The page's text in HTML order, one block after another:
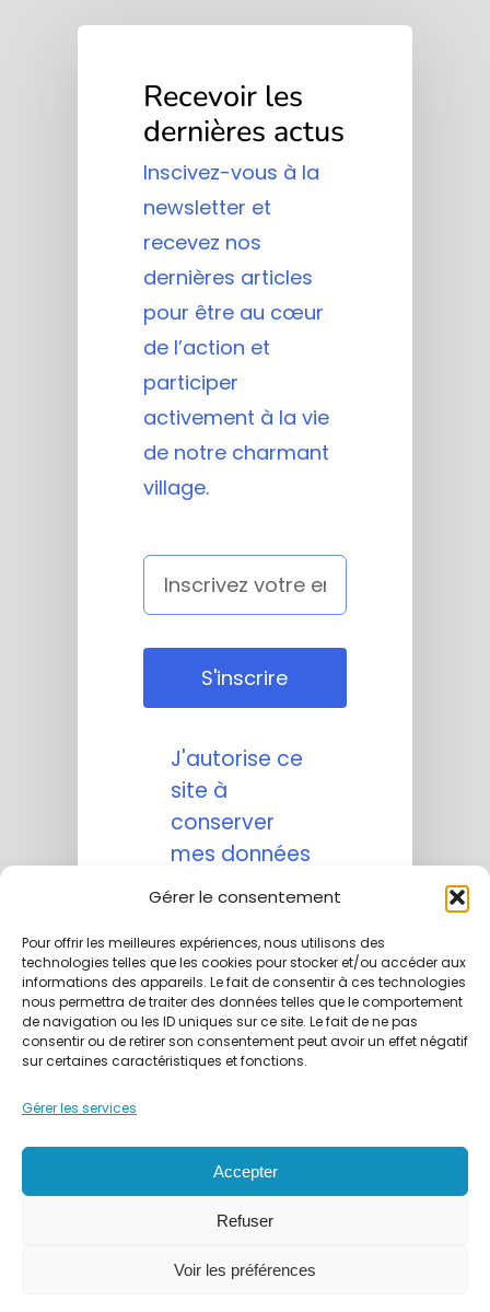
Gérer le consentement
Pour offrir les meilleures expériences, nous utilisons des
technologies telles que les cookies pour stocker et/ou accéder aux
informations des appareils. Le fait de consentir à ces technologies
nous permettra de traiter des données telles que le comportement
de navigation ou les ID uniques sur ce site. Le fait de ne pas
consentir ou de retirer son consentement peut avoir un effet négatif
sur certaines caractéristiques et fonctions.
Gérer les services
Accepter
Refuser
Voir les préférences
Recevoir les
dernières actus
Inscivez-vous à la
newsletter et
recevez nos
dernières articles
pour être au cœur
de l’action et
participer
activement à la vie
de notre charmant
village.
S'inscrire
J'autorise ce
site à
conserver
mes données
personnelles
via ce
formulaire.
Aucune
exploitation
commerciale
des données
conservées.